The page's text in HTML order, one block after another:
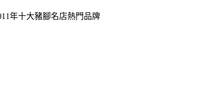
年十大豬腳名店熱門品牌